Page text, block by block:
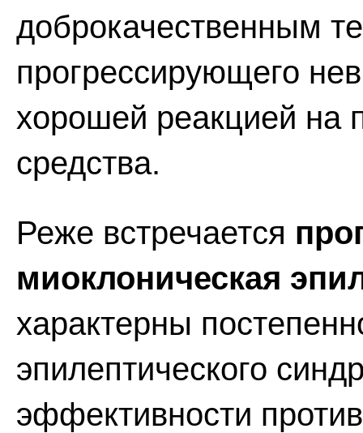
доброкачественным
прогрессирующего
хорошей реакцией на
средства.
Реже встречается
миоклоническая
характерны
эпилептического
эффективности